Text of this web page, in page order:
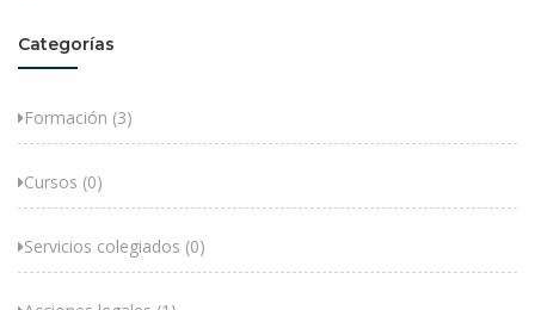
Categorías
Formación (3)
Cursos (0)
Servicios colegiados (0)